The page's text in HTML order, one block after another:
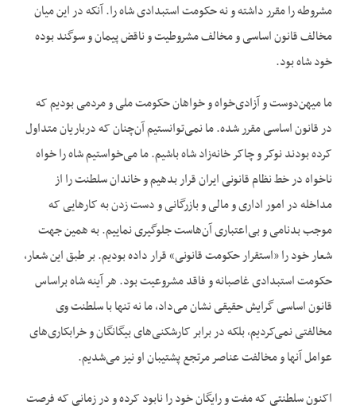
مشروطه را مقرر داشته و نه حکومت استبدادی شاه را. آنکه در این میان
مخالف قانون اساسی و مخالف مشروطیت و ناقض پیمان و سوگند بوده
خود شاه بود.
ما میهن‌‌دوست و آزادی‌‌خواه و خواهان حکومت ملی و مردمی بودیم که
در قانون اساسی مقرر شده. ما نمی‌‌توانستیم آن‌‌چنان که درباریان متداول
کرده بودند نوکر و چاکر خانه‌‌زاد شاه باشیم. ما می‌‌خواستیم شاه را خواه
ناخواه در خط نظام قانونی ایران قرار بدهیم و خاندان سلطنت را از
مداخله در امور اداری و مالی و بازرگانی و دست زدن به کارهایی که
موجب بدنامی و بی‌‌اعتباری آن‌‌هاست جلوگیری نماییم. به همین جهت
شعار خود را «استقرار حکومت قانونی» قرار داده بودیم. بر طبق این شعار،
حکومت استبدادی غاصبانه و فاقد مشروعیت بود. هر آینه شاه براساس
قانون اساسی گرایش حقیقی نشان می‌‌داد، ما نه تنها با سلطنت وی
مخالفتی نمی‌‌کردیم، بلکه در برابر کارشکنی‌‌های بیگانگان و خرابکاری‌‌های
عوامل آنها و مخالفت عناصر مرتجع پشتیبان او نیز می‌‌شدیم.
اکنون سلطنتی که مفت و رایگان خود را نابود کرده و در زمانی که فرصت